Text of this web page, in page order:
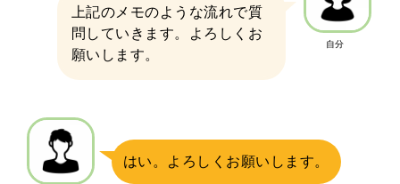
自分
上記のメモのような流れで質
問していきます。よろしくお
願いします。
はい。よろしくお願いします。